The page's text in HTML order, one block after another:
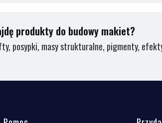
produkty do budowy makiet?
posypki, masy strukturalne, pigmenty,